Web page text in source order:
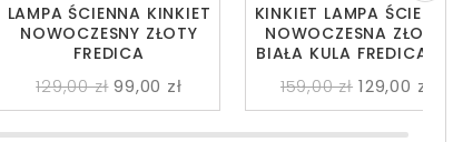
KINKIET LAMPA ŚCIENNA
NOWOCZESNA ZŁOTA
BIAŁA KULA FREDICA W1
159,00 zł 129,00 zł
LAMPA ŚCIENNA KINKIET
NOWOCZESNY ZŁOTY
FREDICA
129,00 zł 99,00 zł